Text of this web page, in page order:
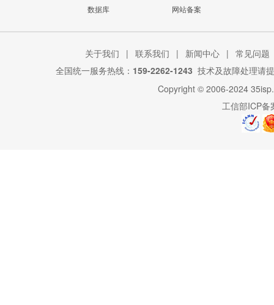
数据库
网站备案
关于我们 | 联系我们 | 新闻中心 | 常见问题
全国统一服务热线： 159-2262-1243 技术及故障处理请
Copyright © 2006-2024
工信部ICP备